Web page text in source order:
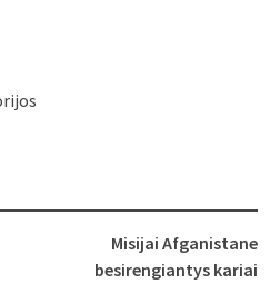
Misijai Afganistane
besirengiantys kariai